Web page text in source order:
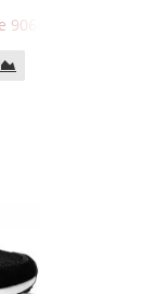
Rain Cloud